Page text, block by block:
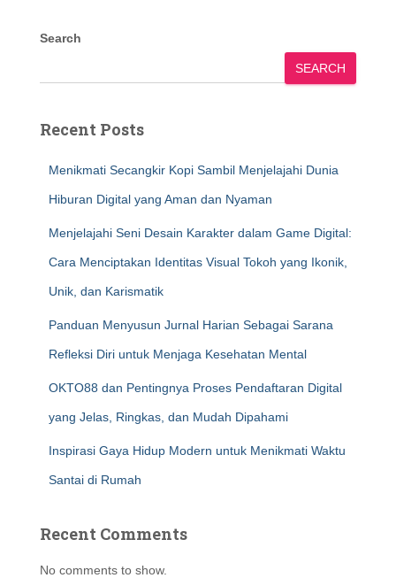
Search
SEARCH
Recent Posts
Menikmati Secangkir Kopi Sambil Menjelajahi Dunia
Hiburan Digital yang Aman dan Nyaman
Menjelajahi Seni Desain Karakter dalam Game Digital:
Cara Menciptakan Identitas Visual Tokoh yang Ikonik,
Unik, dan Karismatik
Panduan Menyusun Jurnal Harian Sebagai Sarana
Refleksi Diri untuk Menjaga Kesehatan Mental
OKTO88 dan Pentingnya Proses Pendaftaran Digital
yang Jelas, Ringkas, dan Mudah Dipahami
Inspirasi Gaya Hidup Modern untuk Menikmati Waktu
Santai di Rumah
Recent Comments
No comments to show.